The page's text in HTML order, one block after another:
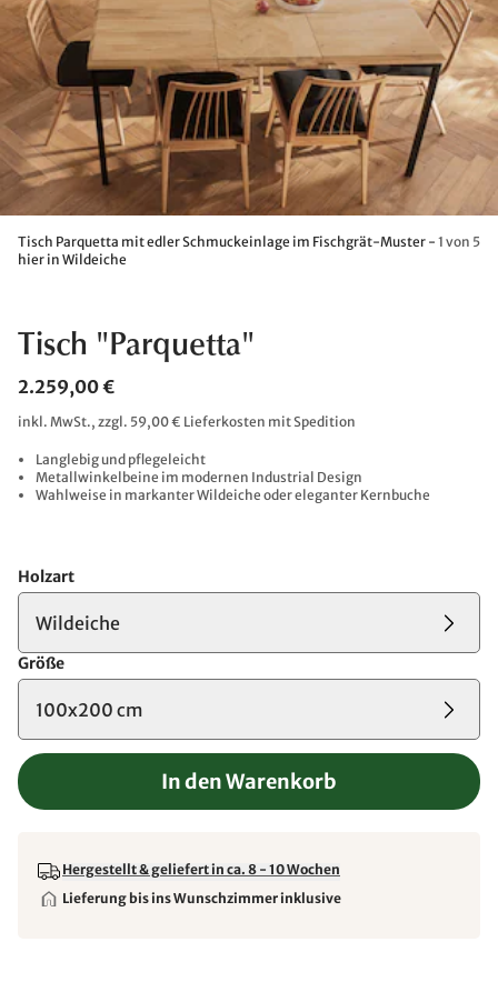
Tisch Parquetta mit edler Schmuckeinlage im Fischgrät-Muster -
hier in Wildeiche
1 von 5
Tisch "Parquetta"
2.259,00 €
inkl. MwSt., zzgl. 59,00 € Lieferkosten mit Spedition
Langlebig und pflegeleicht
Metallwinkelbeine im modernen Industrial Design
Wahlweise in markanter Wildeiche oder eleganter Kernbuche
Holzart
Wildeiche
Größe
100x200 cm
In den Warenkorb
Hergestellt & geliefert in ca. 8 - 10 Wochen
Lieferung bis ins Wunschzimmer inklusive